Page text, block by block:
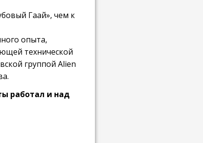
Гаай», чем к
опыта,
технической
группой Alien
работал и над